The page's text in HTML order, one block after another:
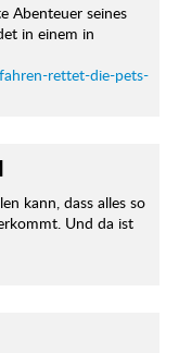
Abenteuer seines
in einem in
rettet-die-pets-
kann, dass alles so
Und da ist